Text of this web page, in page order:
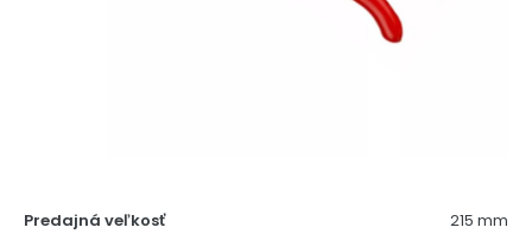
Predajná veľkosť
215 mm